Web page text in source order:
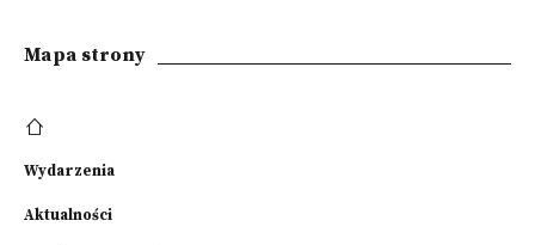
Mapa strony
Wydarzenia
Aktualności